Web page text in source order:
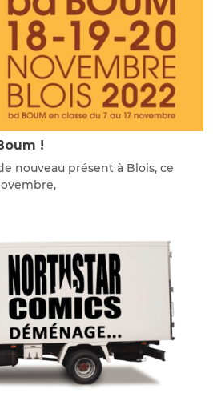
!
nouveau présent à Blois, ce